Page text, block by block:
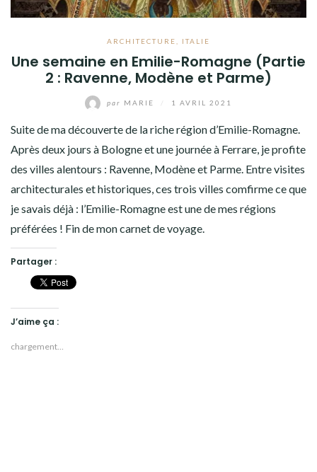
ARCHITECTURE ITALIE
Une semaine en Emilie-Romagne (Partie
2 : Ravenne, Modène et Parme)
par MARIE 1 AVRIL 2021
Suite de ma découverte de la riche région d’Emilie-Romagne.
Après deux jours à Bologne et une journée à Ferrare, je profite
des villes alentours : Ravenne, Modène et Parme. Entre visites
architecturales et historiques, ces trois villes comfirme ce que
je savais déjà : l’Emilie-Romagne est une de mes régions
préférées ! Fin de mon carnet de voyage.
Partager :
J’aime ça :
chargement…